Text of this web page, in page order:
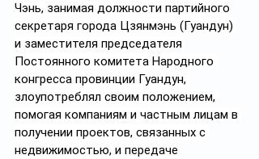
Чэнь, занимая должности партийного
секретаря города Цзянмэнь (Гуандун)
и заместителя председателя
Постоянного комитета Народного
конгресса провинции Гуандун,
злоупотреблял своим положением,
помогая компаниям и частным лицам в
получении проектов, связанных с
недвижимостью, и передаче